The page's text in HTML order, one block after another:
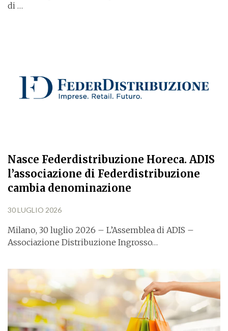
di …
Nasce Federdistribuzione Horeca. ADIS
l’associazione di Federdistribuzione
cambia denominazione
30 LUGLIO 2026
Milano, 30 luglio 2026 – L’Assemblea di ADIS –
Associazione Distribuzione Ingrosso…